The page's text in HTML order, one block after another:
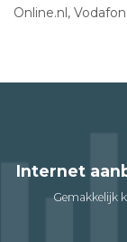
Online.nl,
Internet
Gemakkelijk